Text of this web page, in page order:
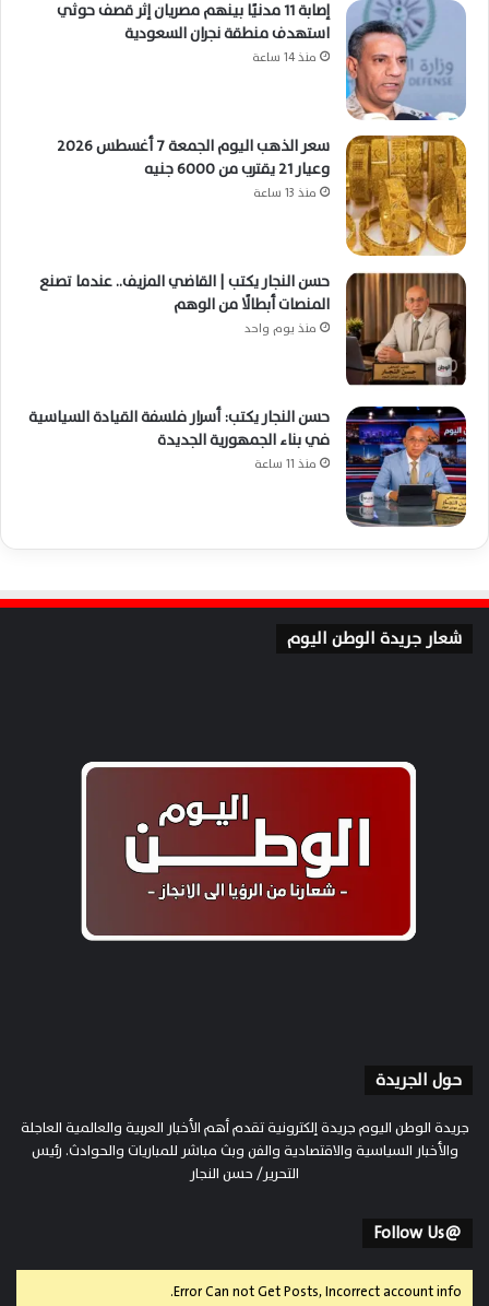
إصابة 11 مدنيًا بينهم مصريان إثر قصف حوثي
استهدف منطقة نجران السعودية
منذ 14 ساعة
سعر الذهب اليوم الجمعة 7 أغسطس 2026
وعيار 21 يقترب من 6000 جنيه
منذ 13 ساعة
حسن النجار يكتب | القاضي المزيف.. عندما تصنع
المنصات أبطالًا من الوهم
منذ يوم واحد
حسن النجار يكتب: أسرار فلسفة القيادة السياسية
في بناء الجمهورية الجديدة
منذ 11 ساعة
شعار جريدة الوطن اليوم
حول الجريدة
جريدة الوطن اليوم جريدة إلكترونية تقدم أهم الأخبار العربية والعالمية العاجلة
والأخبار السياسية والاقتصادية والفن وبث مباشر للمباريات والحوادث. رئيس
التحرير/ حسن النجار
@Follow Us
Error Can not Get Posts, Incorrect account info.